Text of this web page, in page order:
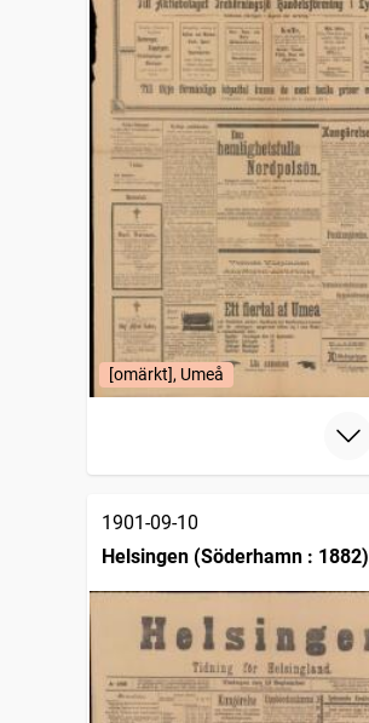
[omärkt], Umeå
1901-09-10
Helsingen (Söderhamn : 1882)